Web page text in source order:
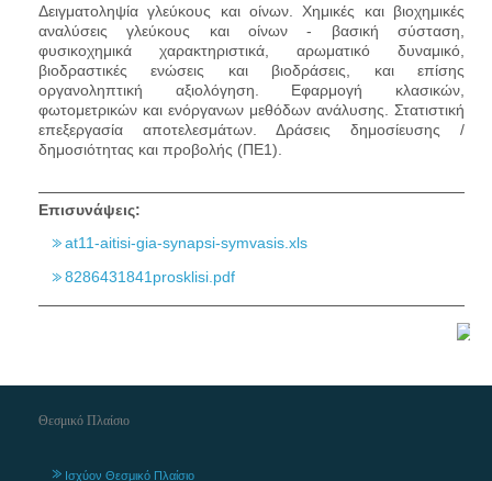
Δειγματοληψία γλεύκους και οίνων. Χημικές και βιοχημικές
αναλύσεις γλεύκους και οίνων - βασική σύσταση,
φυσικοχημικά χαρακτηριστικά, αρωματικό δυναμικό,
βιοδραστικές ενώσεις και βιοδράσεις, και επίσης
οργανοληπτική αξιολόγηση. Εφαρμογή κλασικών,
φωτομετρικών και ενόργανων μεθόδων ανάλυσης. Στατιστική
επεξεργασία αποτελεσμάτων. Δράσεις δημοσίευσης /
δημοσιότητας και προβολής (ΠΕ1).
Επισυνάψεις:
at11-aitisi-gia-synapsi-symvasis.xls
8286431841prosklisi.pdf
Θεσμικό Πλαίσιο
Ισχύον Θεσμικό Πλαίσιο